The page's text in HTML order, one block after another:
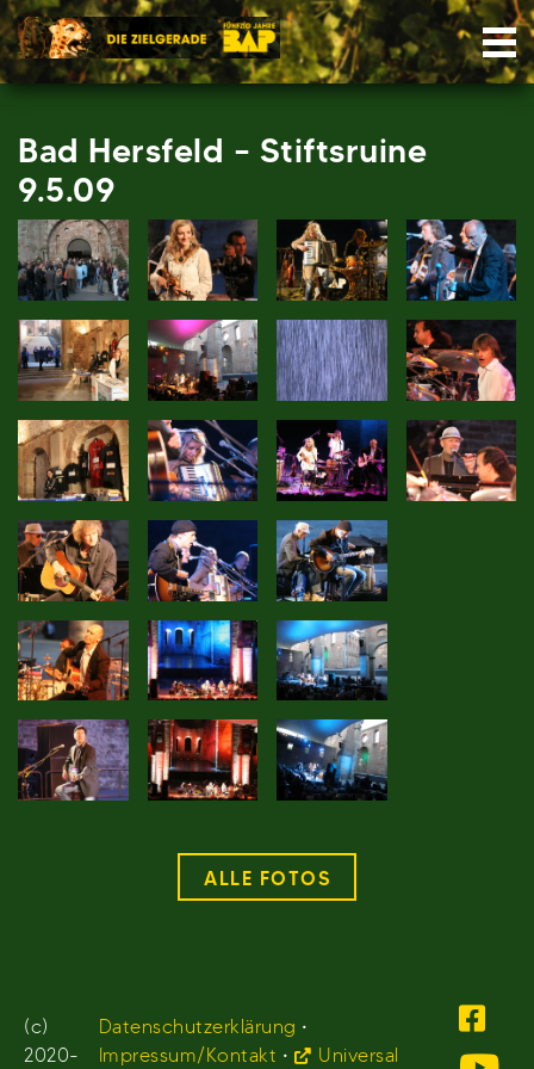
Skip
to
content
Bad Hersfeld – Stiftsruine
9.5.09
ALLE FOTOS
(c)
2020-
Datenschutzerklärung •
Impressum/Kontakt • Universal